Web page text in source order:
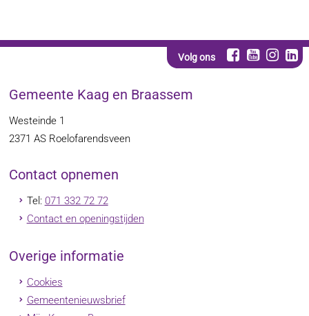
Volg ons
Gemeente Kaag en Braassem
Westeinde 1
2371 AS Roelofarendsveen
Contact opnemen
Tel: 071 332 72 72
Contact en openingstijden
Overige informatie
Cookies
Gemeentenieuwsbrief